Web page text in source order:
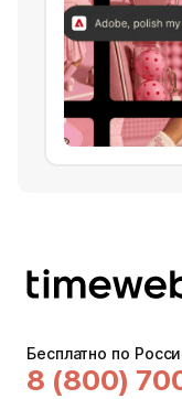
Бесплатно по
8 (800)